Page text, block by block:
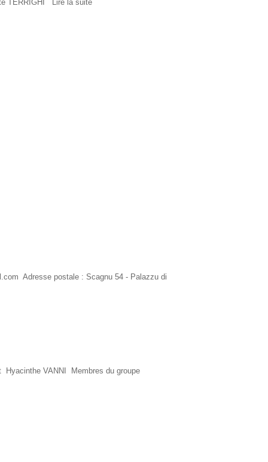
TERRIGHI Lire la suite
Adresse postale : Scagnu 54 - Palazzu di
Hyacinthe VANNI Membres du groupe